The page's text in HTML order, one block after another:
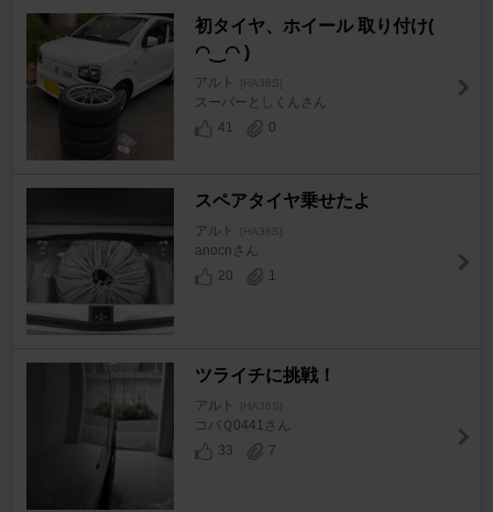
初タイヤ、ホイール 取り付け(
◠‿◠ )
アルト [HA36S]
スーパーとしくんさん
41
0
スペアタイヤ乗せたよ
アルト [HA36S]
anocnさん
20
1
ツライチに挑戦！
アルト [HA36S]
コバＱ0441さん
33
7